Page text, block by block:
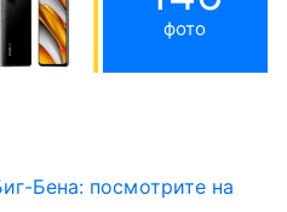
фото
Бена: посмотрите на